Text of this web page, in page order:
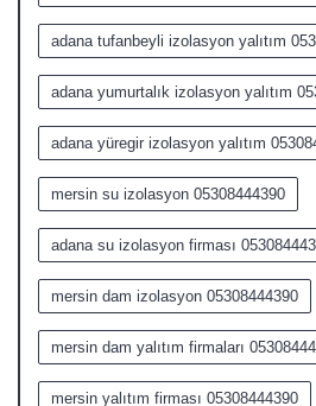
adana tufanbeyli izolasyon yalıtım
adana yumurtalık izolasyon yalıtım
adana yüregir izolasyon yalıtım
mersin su izolasyon 05308444390
adana su izolasyon firması
mersin dam izolasyon 05308444390
mersin dam yalıtım firmaları
mersin yalıtım firması 05308444390